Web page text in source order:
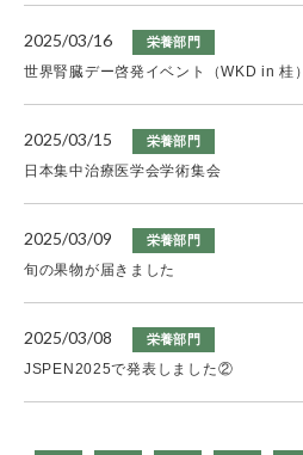
2025/03/16 栄養部門
世界腎臓デー啓発イベント（WKD in 桂）
2025/03/15 栄養部門
日本集中治療医学会学術集会
2025/03/09 栄養部門
旬の果物が届きました
2025/03/08 栄養部門
JSPEN2025で発表しました②